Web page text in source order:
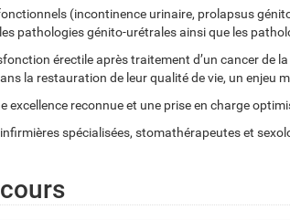
(incontinence urinaire, prolapsus
pathologies génito-urétrales ainsi que les
érectile après traitement d’un cancer de
la restauration de leur qualité de vie, un enjeu
reconnue et une prise en charge
spécialisées, stomathérapeutes et